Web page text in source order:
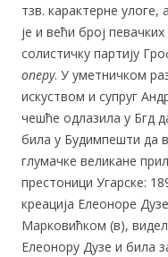
тзв. карактерне
је и већи број
солистичку партију
оперу. У уметничком
искуством и супруг
чешће одлазила у Бгд
била у Будимпешти да
глумачке великане
престоници Угарске:
креација Елеоноре
Марковићком (в),
Елеонору Дузе и била